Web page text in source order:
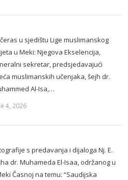
u sjedištu Lige muslimanskog
u Meki: Njegova Ekselencija,
sekretar, predsjedavajući
muslimanskih učenjaka, šejh dr.
Al-Isa,…
4, 2026
s predavanja i dijaloga Nj. E.
dr. Muhameda El-Isaa, održanog u
Časnoj na temu: “Saudijska